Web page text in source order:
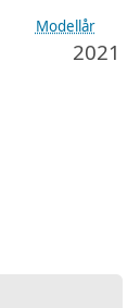
Modellår
2021